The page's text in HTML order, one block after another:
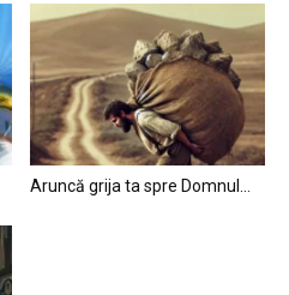
Aruncă grija ta spre Domnul…